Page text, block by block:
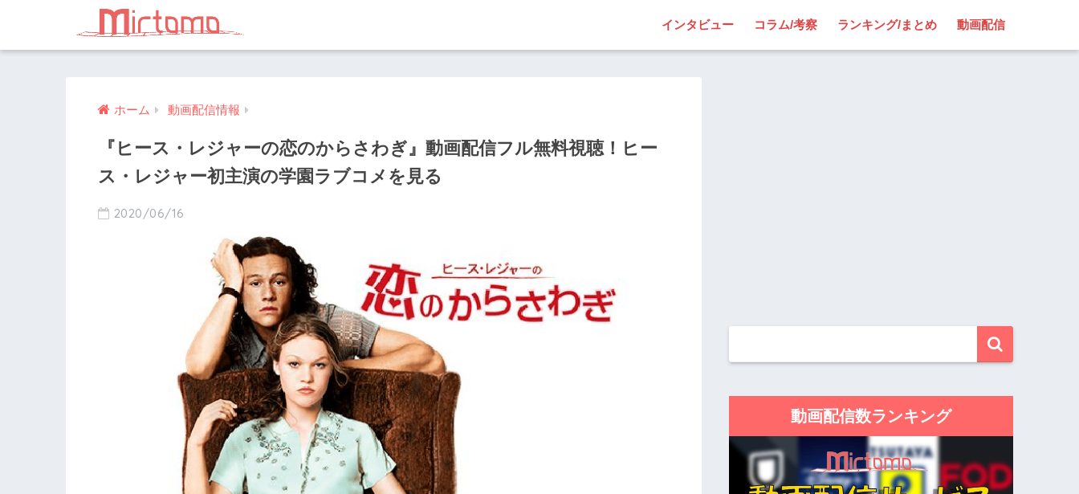
インタビュー コラム/考察 ランキング/まとめ 動画配信
ホーム 動画配信情報
『ヒース・レジャーの恋のからさわぎ』動画配信フル無料視聴！ヒー
ス・レジャー初主演の学園ラブコメを見る
2020/06/16
動画配信数ランキング